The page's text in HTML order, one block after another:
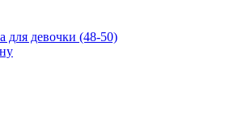
для девочки (48-50)